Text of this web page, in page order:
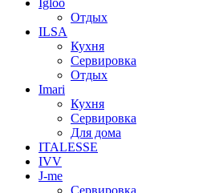
Igloo
Отдых
ILSA
Кухня
Сервировка
Отдых
Imari
Кухня
Сервировка
Для дома
ITALESSE
IVV
J-me